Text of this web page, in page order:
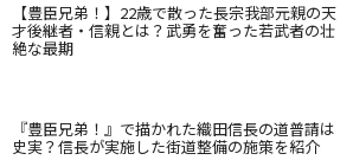
【豊臣兄弟！】22歳で散った長宗我部元親の天
才後継者・信親とは？武勇を奮った若武者の壮
絶な最期
『豊臣兄弟！』で描かれた織田信長の道普請は
史実？信長が実施した街道整備の施策を紹介